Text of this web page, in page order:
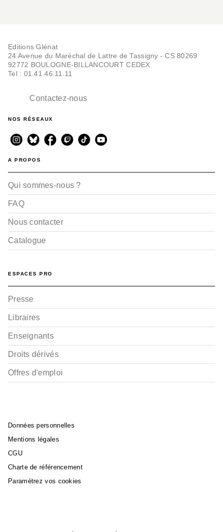
Editions Glénat
24 Avenue du Maréchal de Lattre de Tassigny - CS 80269
92772 BOULOGNE-BILLANCOURT CEDEX
Tel : 01.41.46.11.11
Contactez-nous
NOS RÉSEAUX
A PROPOS
Qui sommes-nous ?
FAQ
Nous contacter
Catalogue
ESPACES PRO
Presse
Libraires
Enseignants
Droits dérivés
Offres d'emploi
Données personnelles
Mentions légales
CGU
Charte de référencement
Paramétrez vos cookies